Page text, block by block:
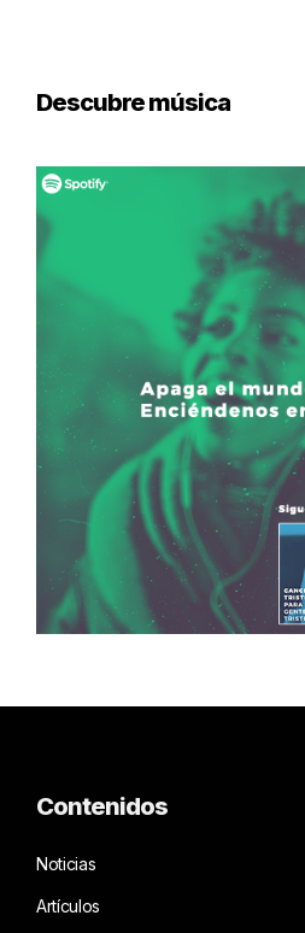
Descubre música
Contenidos
Noticias
Artículos